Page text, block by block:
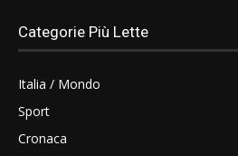
Categorie Più Lette
Italia / Mondo
Sport
Cronaca